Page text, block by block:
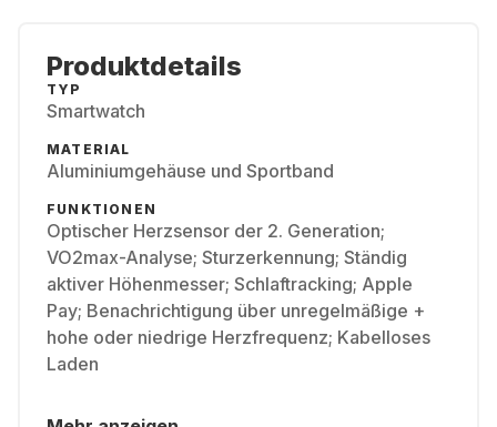
Produktdetails
TYP
Smartwatch
MATERIAL
Aluminiumgehäuse und Sportband
FUNKTIONEN
Optischer Herzsensor der 2. Generation;
VO2max-Analyse; Sturzerkennung; Ständig
aktiver Höhenmesser; Schlaftracking; Apple
Pay; Benachrichtigung über unregelmäßige +
hohe oder niedrige Herzfrequenz; Kabelloses
Laden